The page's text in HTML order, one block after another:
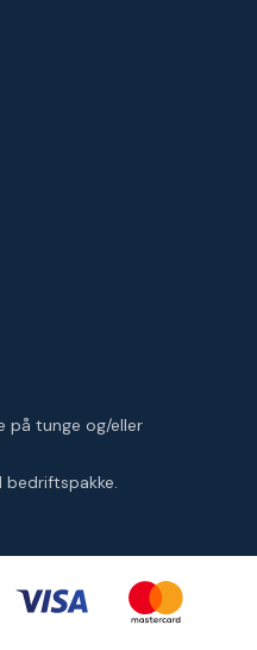
på tunge og/eller
bedriftspakke.